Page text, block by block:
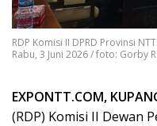
RDP Komisi II DPRD Provinsi
Rabu, 3 Juni 2026 / foto: Gorby
EXPONTT.COM,
(RDP) Komisi II Dewan